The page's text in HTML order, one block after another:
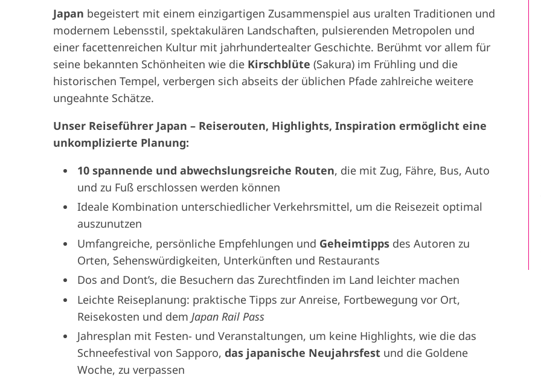
Japan begeistert mit einem einzigartigen Zusammenspiel aus uralten Traditionen und
modernem Lebensstil, spektakulären Landschaften, pulsierenden Metropolen und
einer facettenreichen Kultur mit jahrhundertealter Geschichte. Berühmt vor allem für
seine bekannten Schönheiten wie die Kirschblüte (Sakura) im Frühling und die
historischen Tempel, verbergen sich abseits der üblichen Pfade zahlreiche weitere
ungeahnte Schätze.
Unser Reiseführer Japan – Reiserouten, Highlights, Inspiration ermöglicht eine
unkomplizierte Planung:
10 spannende und abwechslungsreiche Routen, die mit Zug, Fähre, Bus, Auto
und zu Fuß erschlossen werden können
Ideale Kombination unterschiedlicher Verkehrsmittel, um die Reisezeit optimal
auszunutzen
Umfangreiche, persönliche Empfehlungen und Geheimtipps des Autoren zu
Orten, Sehenswürdigkeiten, Unterkünften und Restaurants
Dos and Dont’s, die Besuchern das Zurechtfinden im Land leichter machen
Leichte Reiseplanung: praktische Tipps zur Anreise, Fortbewegung vor Ort,
Reisekosten und demJapan Rail Pass
Jahresplan mit Festen- und Veranstaltungen, um keine Highlights, wie die das
Schneefestival von Sapporo,das japanische Neujahrsfest und die Goldene
Woche, zu verpassen